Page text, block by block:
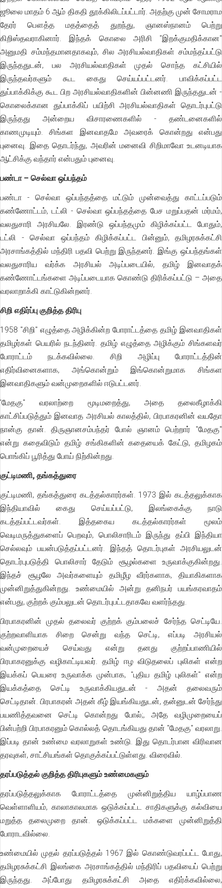
ஜூலை மாதம் 6 ஆம் திகதி தூக்கிலிடப்பட்டார். அதற்கு முன் சோமராம
தேரர் பௌத்த மதத்தைத் துறந்து, ஞானஸ்நானம் பெற்று
கிறிஸ்தவராகினார். இந்தக் கொலை அரிசி "இறக்குமதிக்கான"
அனுமதி சம்மந்தமானதாகவும், சில அரசியல்வாதிகள் சம்மந்தப்பட்டு
இருந்ததுடன், பல அரசியல்வாதிகள் முதல் சொந்த கட்சியில்
இருந்தவர்களும் கூட கைது செய்யப்பட்டனர். பாவிக்கப்பட்ட
துப்பாக்கிக்கு கூட பிற அரசியல்வாதிகளின் பின்னணி இருந்ததுடன் -
கொலைக்கான துப்பாக்கிப் பயிற்சி அரசியல்வாதிகள் தொடர்புபட்டு
இருந்தது அன்றைய விசாரணைகளில் - தண்டனைகளில்
காணமுடியும். சிங்கள இனவாதமே அவரைக் கொன்றது என்பது
புனைவு. இதை தொடர்ந்து, அவரின் மனைவி சிறிமாவோ உடனடியாக
ஆட்சிக்கு வந்தார் என்பதும் புனைவு.
பண்டா – செல்வா ஒப்பந்தம்
பண்டா - செல்வா ஒப்பந்தத்தை மட்டும் முன்வைத்து காட்டப்படும்
கண்ணோட்டம், டட்லி - செல்வா ஒப்பந்தத்தை பேச மறுப்பதன் மர்மம்,
வலதுசாரி அரசியலே. இரண்டு ஒப்பந்தமும் கிழிக்கப்பட்ட போதும்,
டட்லி - செல்வா ஒப்பந்தம் கிழிக்கப்பட்ட பின்னும், தமிழரசுக்கட்சி
அரசாங்கத்தில் மந்திரி பதவி பெற்று இருந்தனர். இங்கு ஒப்பந்தங்கள்
வலதுசாரிய வர்க்க அரசியல் அடிப்படையில், தமிழ் இனவாதக்
கண்ணோட்டங்களை அடிப்படையாக கொண்டு திரிக்கப்பட்டு – அதை
வரலாறாக்கி காட்டுகின்றனர்.
சிறி எதிர்ப்பு குறித்த திரிபு
1958 "சிறி" எழுத்தை அழிக்கின்ற போராட்டத்தை தமிழ் இனவாதிகள்
தமிழர்கள் பெயரில் நடந்தினர். தமிழ் எழுத்தை அழிக்கும் சிங்களவர்
போராட்டம் நடக்கவில்லை. சிறி அழிப்பு போராட்டத்தின்
எதிர்வினைகளாக, அங்கொன்றும் இங்கொன்றுமாக சிங்கள
இனவாதிகளும் வன்முறைகளில் ஈடுபட்டனர்.
'மேதகு" வரலாற்றை மூடிமறைத்து, அதை தலைகீழாக்கி
காட்சிப்படுத்தும் இனவாத அரசியல் காலத்தில், பிரபாகரனின் வயதோ
நான்கு தான். திருஞானசம்பந்தர் போல் ஞானம் பெற்றார் "மேதகு"
என்று கதைவிடும் தமிழ் சங்கிகளின் கதையைக் கேட்டு, தமிழகம்
பொங்கிப் பூரித்து போய் நிற்கின்றது.
குட்டிமணி, தங்கத்துரை
குட்டிமணி, தங்கத்துரை கடத்தல்காரர்கள். 1973 இல் கடத்தலுக்காக
இந்தியாவில் கைது செய்யப்பட்டு, இலங்கைக்கு நாடு
கடத்தப்பட்டவர்கள். இத்தகைய கடத்தல்காரர்கள் மூலம்
வெடிமருத்துகளைப் பெறவும், பொலிசாரிடம் இருந்து தப்பி இந்தியா
செல்லவும் பயன்படுத்தப்பட்டனர். இந்தத் தொடர்புகள் அரசியலுடன்
தொடர்புபடுத்தி பொலிசார் தேடும் சூழல்களை உருவாக்குகின்றது.
இந்தச் சூழலே அவர்களையும் தமிழீழ வீரர்களாக, தியாகிகளாக
முன்னிறுத்துகின்றது. உண்மையில் அன்று தனிநபர் பயங்கரவாதம்
என்பது, குற்றக் கும்பலுடன் தொடர்புபட்டதாகவே வளர்ந்தது.
பிரபாகரனின் முதல் தலைவர் குற்றக் கும்பலைச் சேர்ந்த செட்டியே.
குற்றவாளியாக சிறை சென்று வந்த செட்டி, எப்படி அரசியல்
வன்முறையைச் செய்வது என்று தனது குற்றப்பாணியில்
பிரபாகரனுக்கு வழிகாட்டியவர். தமிழ் ஈழ விடுதலைப் புலிகள் என்ற
இயக்கப் பெயரை உருவாக்க முன்பாக, "புதிய தமிழ் புலிகள்" என்ற
இயக்கத்தை செட்டி உருவாக்கியதுடன் - அதன் தலைவரும்
செட்டிதான். பிரபாகரன் அதன் கீழ் இயங்கியதுடன், தன்னுடன் சேர்ந்து
பயணித்தவனை செட்டி கொன்றது போல்;, அதே வழிமுறையைப்
பின்பற்றி பிரபாகரனும் கொல்லத் தொடங்கியது தான் "மேதகு" வரலாறு.
இப்படி தான் உண்மை வரலாறுகள் உண்டு. இது தொடர்பான விரிவான
தரவுகள், சாட்சியங்கள் தொகுக்கப்பட்டுள்ளது. விரைவில்.
தரப்படுத்தல் குறித்த திரிபுகளும் உண்மைகளும்
தரப்படுத்தலுக்காக போராட்டத்தை முன்னிறுத்திய யாழ்ப்பாண
வெள்ளாளியம், காலாகாலமாக ஒடுக்கப்பட்ட சாதிகளுக்கு கல்வியை
மறுத்த தலைமுறை தான். ஒடுக்கப்பட்ட மக்களை முன்னிறுத்தி
போராடவில்லை.
உண்மையில் முதல் தரப்படுத்தல் 1967 இல் கொண்டுவரப்பட்ட போது,
தமிழரசுக்கட்சி இலங்கை அரசாங்கத்தில் மந்திரிப் பதவியைப் பெற்று
இருந்தது. அப்போது தமிழரசுக்கட்சி அதை எதிர்க்கவில்லை,